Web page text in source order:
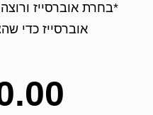
*בחרת אוברסייז
אוברסייז כדי